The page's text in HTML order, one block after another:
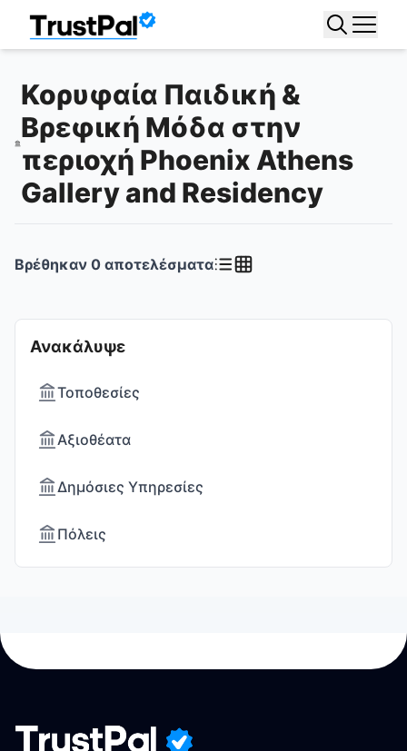
Κορυφαία Παιδική &
Βρεφική Μόδα στην
περιοχή Phoenix Athens
Gallery and Residency
Ανακάλυψε
Τοποθεσίες
Αξιοθέατα
Δημόσιες Υπηρεσίες
Πόλεις
Βρέθηκαν 0 αποτελέσματα